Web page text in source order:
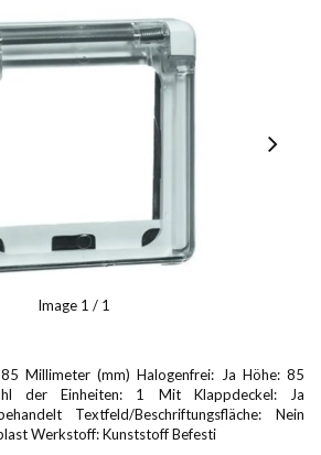
Image 1 / 1
Millimeter (mm) Halogenfrei: Ja Höhe: 85
der Einheiten: 1 Mit Klappdeckel: Ja
Textfeld/Beschriftungsfläche: Nein
Werkstoff: Kunststoff Befesti